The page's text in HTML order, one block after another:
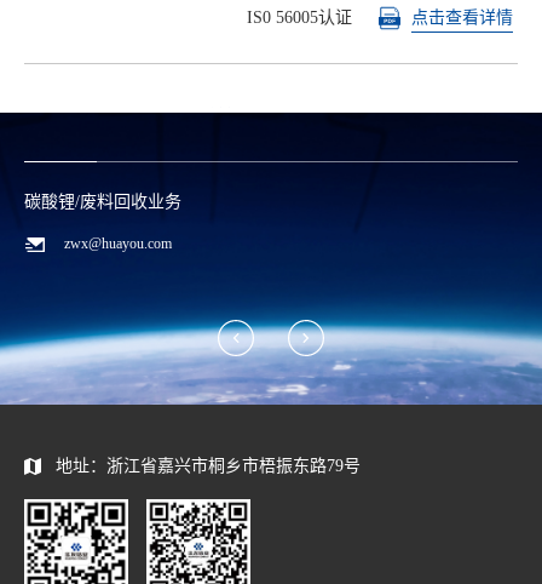
IS0 56005认证
点击查看详情
碳酸锂/废料回收业务
zwx@huayou.com
地址：浙江省嘉兴市桐乡市梧振东路79号